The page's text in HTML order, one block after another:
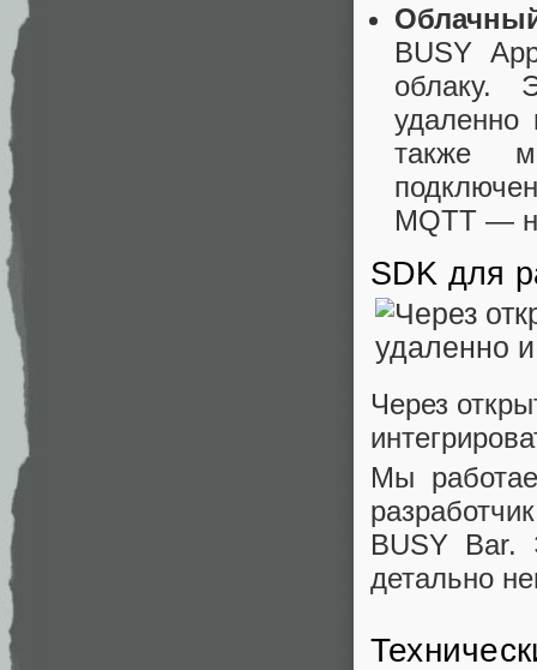
BUSY
облаку.
также
MQTT —
SDK для
Через
Мы
BUSY
детально